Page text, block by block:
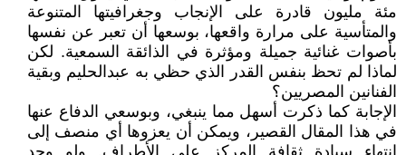
مئة مليون قادرة على الإنجاب وجغرافيتها المتنوعة
والمتأسية على مرارة واقعها، بوسعها أن تعبر عن نفسها
بأصوات غنائية جميلة ومؤثرة في الذائقة السمعية. لكن
لماذا لم تحظ بنفس القدر الذي حظي به عبدالحليم وبقية
الفنانين المصريين؟
الإجابة كما ذكرت أسهل مما ينبغي، وبوسعي الدفاع عنها
في هذا المقال القصير، ويمكن أن يعزوها أي منصف إلى